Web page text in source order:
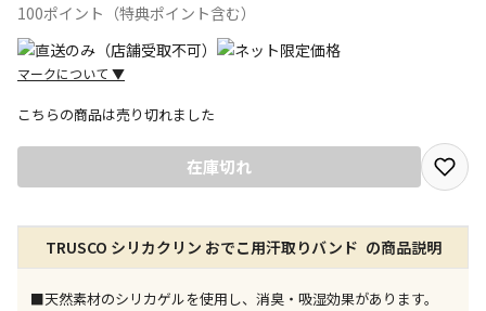
100ポイント（特典ポイント含む）
マークについて ▼
宅配や店舗受取を選択できる商品です
店舗のみで受取できる商品です（宅配便でのお届けが
できません）
※同時購入の商品は、全て同じ店舗での受取となりま
す
こちらの商品は売り切れました
在庫切れ
TRUSCO シリカクリン おでこ用汗取りバンド の商品説明
■天然素材のシリカゲルを使用し、消臭・吸湿効果があります。